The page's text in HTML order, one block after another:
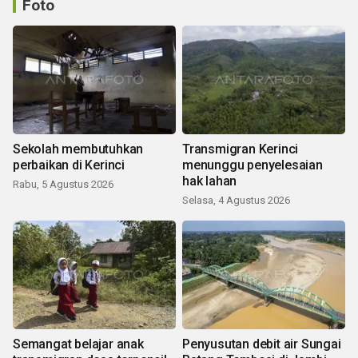
Foto
Sekolah membutuhkan
perbaikan di Kerinci
Rabu, 5 Agustus 2026
Transmigran Kerinci
menunggu penyelesaian
hak lahan
Selasa, 4 Agustus 2026
Semangat belajar anak
Penyusutan debit air Sungai